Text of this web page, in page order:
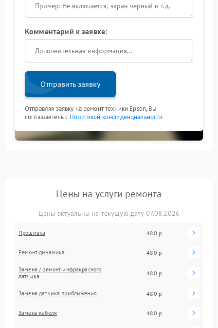
Комментарий к заявке:
Отправить заявку
Отправляя заявку на ремонт техники Epson, Вы
соглашаетесь с Политикой конфиденциальности
Цены на услуги ремонта
Цены актуальны на текущую дату 07.08.2026
Прошивка 480 р
Ремонт динамика 480 р
Замена / ремонт инфракрасного
датчика
480 р
Замена датчика приближения 480 р
Замена кабеля 480 р